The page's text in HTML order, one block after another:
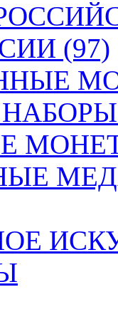
(97)